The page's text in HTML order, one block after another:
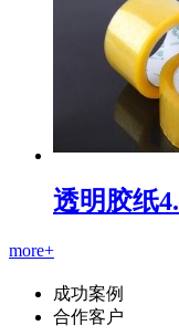
透明胶纸
more+
成功案例
合作客户